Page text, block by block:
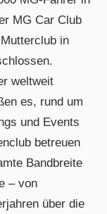
MG Car Club
in
weltweit
es, rund um
und Events
betreuen
Bandbreite
– von
über die